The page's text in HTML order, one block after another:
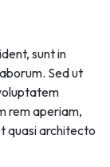
sunt in
Sed ut
rem aperiam,
quasi architecto